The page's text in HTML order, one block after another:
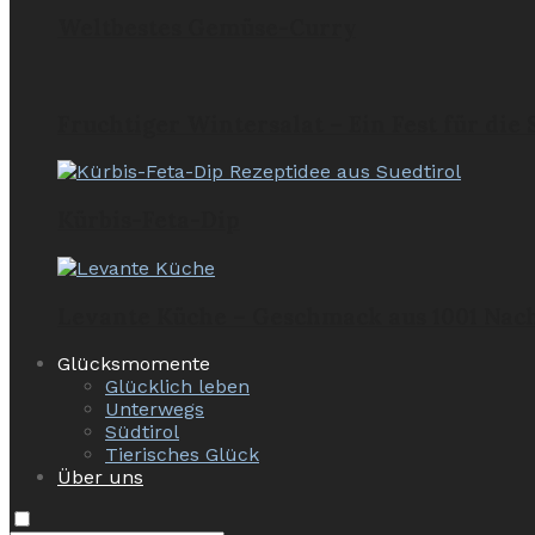
Glücksmomente
Glücklich leben
Unterwegs
Südtirol
Tierisches Glück
Über uns